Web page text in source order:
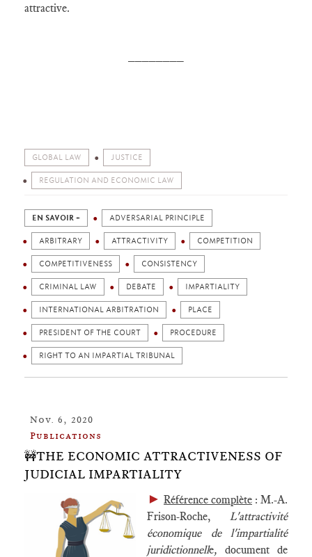
attractive.
GLOBAL LAW JUSTICE
REGULATION AND ECONOMIC LAW
EN SAVOIR + ADVERSARIAL PRINCIPLE
ARBITRARY ATTRACTIVITY COMPETITION
COMPETITIVENESS CONSISTENCY
CRIMINAL LAW DEBATE IMPARTIALITY
INTERNATIONAL ARBITRATION PLACE
PRESIDENT OF THE COURT PROCEDURE
RIGHT TO AN IMPARTIAL TRIBUNAL
Nov. 6, 2020
Publications
🚧THE ECONOMIC ATTRACTIVENESS OF
JUDICIAL IMPARTIALITY
► Référence complète : M.-A.
Frison-Roche,
L'attractivité
économique de l'impartialité
juridictionnelle, document de